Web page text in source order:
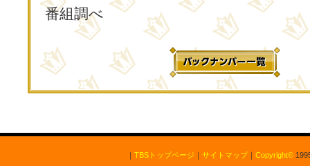
番組調べ
｜ TBSトップページ ｜ サイトマップ｜ Copyright©